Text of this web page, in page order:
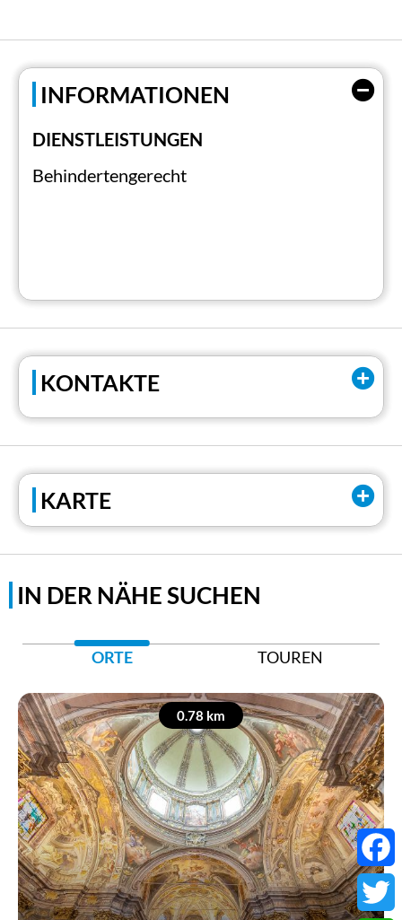
INFORMATIONEN
DIENSTLEISTUNGEN
Behindertengerecht
KONTAKTE
EMail:marco.blardoni@gmail.com
Tel:+39 347 3912336
KARTE
IN DER NÄHE SUCHEN
ORTE TOUREN
0.78 km